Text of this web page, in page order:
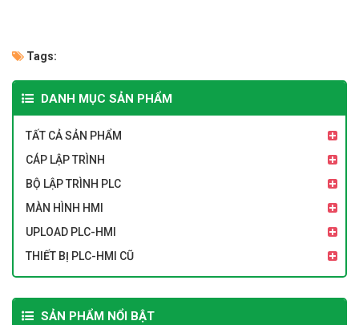
Tags:
DANH MỤC SẢN PHẨM
TẤT CẢ SẢN PHẨM
CÁP LẬP TRÌNH
BỘ LẬP TRÌNH PLC
MÀN HÌNH HMI
UPLOAD PLC-HMI
THIẾT BỊ PLC-HMI CŨ
SẢN PHẨM NỔI BẬT